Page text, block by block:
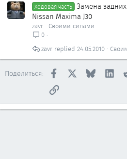
Ходовая часть Замена
Nissan Maxima J30
zavr
Своими силами
0
24.05.2010
zavr
Поделиться: Facebook Bluesky
Ссылка